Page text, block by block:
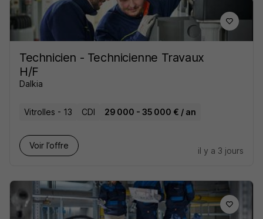
Technicien - Technicienne Travaux
H/F
Dalkia
Vitrolles - 13 CDI 29 000 - 35 000 € / an
Voir l’offre
il y a 3 jours